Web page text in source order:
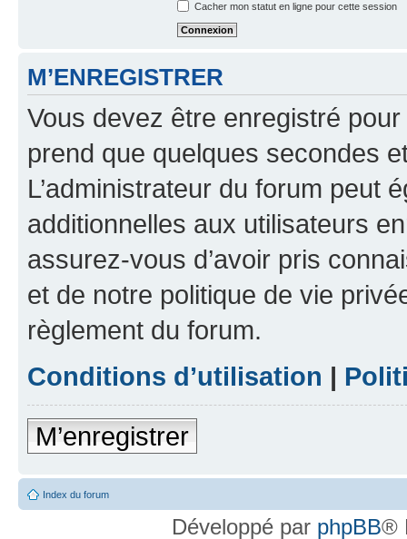
Cacher mon statut en ligne pour cette session
M’ENREGISTRER
Vous devez être enregistré
prend que quelques secondes
L’administrateur du forum peut
additionnelles aux utilisateurs
assurez-vous d’avoir pris
et de notre politique de vie
règlement du forum.
Conditions d’utilisation |
M’enregistrer
Index du forum
Développé par phpBB®